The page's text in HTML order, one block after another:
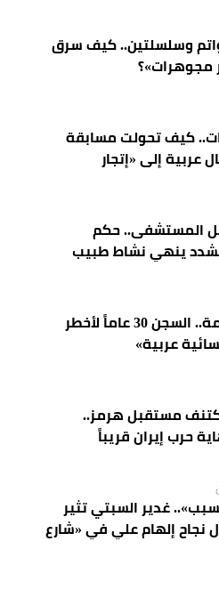
10 خواتم وسلسلتين.. كيف سرق
مجوهرات»؟
كيف تحولت مسابقة
عربية إلى «إتجار
المستشفى.. حكم
ينهي نشاط طبيب
أنوثة سامة.. السجن 30 عاماً لأخطر
عربية»
مستقبل هرمز..
حرب إيران قريباً
غدير السبتي تثير
نجاح إلهام علي في «شارع